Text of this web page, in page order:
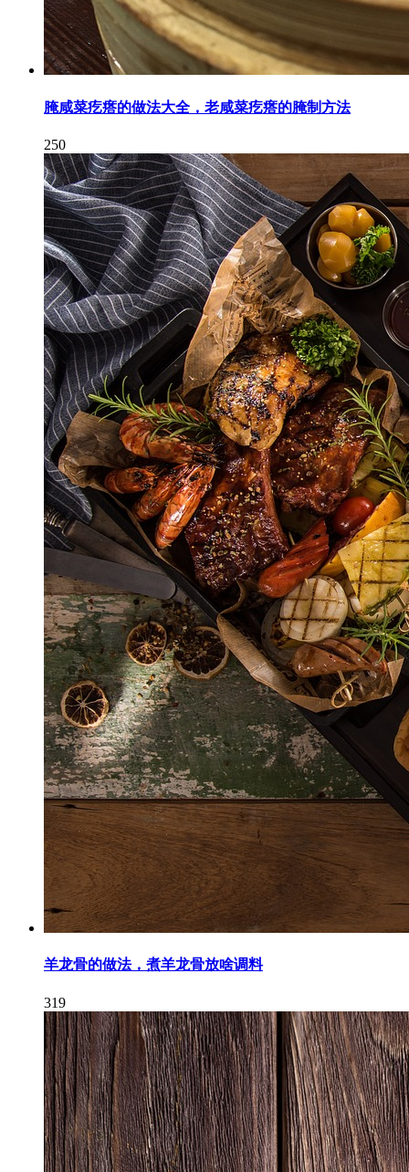
腌咸菜疙瘩的做法大全，老咸菜疙瘩的腌制方法
250
羊龙骨的做法，煮羊龙骨放啥调料
319